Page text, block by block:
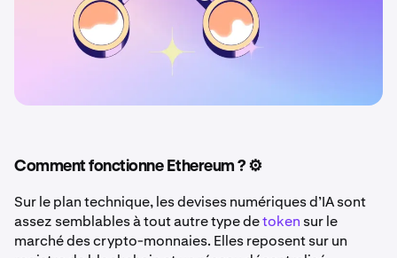
Comment fonctionne Ethereum ? ⚙️
Sur le plan technique, les devises numériques d’IA sont
assez semblables à tout autre type detoken sur le
marché des crypto-monnaies. Elles reposent sur un